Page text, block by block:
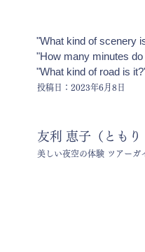
"What kind of scenery
"How many minutes
"What kind of road is
投稿日：2023年6月8日
​友利 恵子（ ともり
美しい夜空の体験​ ツアーガ